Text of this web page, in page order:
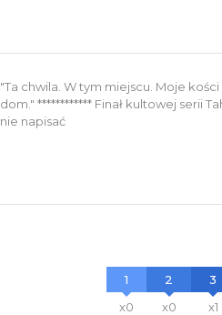
"Ta chwila. W tym miejscu. Moje
dom." ************ Finał kultowej serii
nie napisać
1
x0
2
x0
3
x1